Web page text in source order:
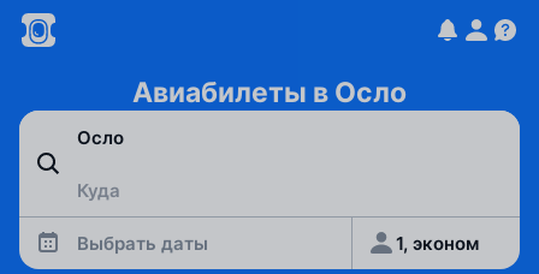
Авиабилеты в Осло
Выбрать даты 1, эконом